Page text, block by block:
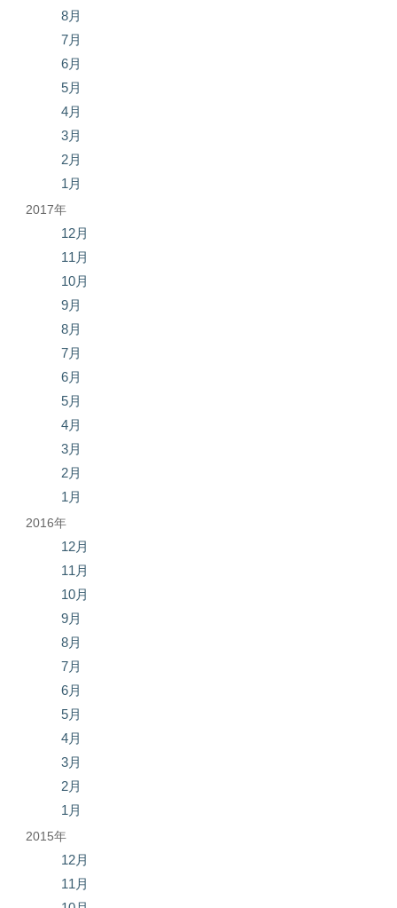
8月
7月
6月
5月
4月
3月
2月
1月
2017年
12月
11月
10月
9月
8月
7月
6月
5月
4月
3月
2月
1月
2016年
12月
11月
10月
9月
8月
7月
6月
5月
4月
3月
2月
1月
2015年
12月
11月